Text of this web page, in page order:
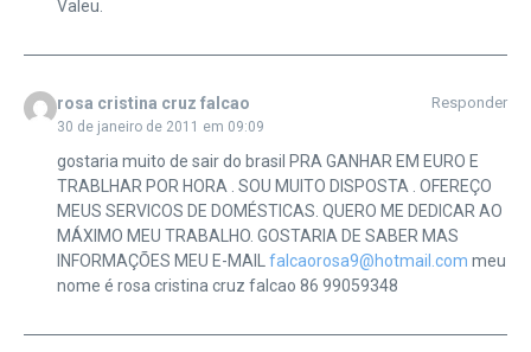
Valeu.
rosa cristina cruz falcao
30 de janeiro de 2011 em 09:09
Responder
gostaria muito de sair do brasil PRA GANHAR EM EURO E
TRABLHAR POR HORA . SOU MUITO DISPOSTA . OFEREÇO
MEUS SERVICOS DE DOMÉSTICAS. QUERO ME DEDICAR AO
MÁXIMO MEU TRABALHO. GOSTARIA DE SABER MAS
INFORMAÇÕES MEU E-MAILfalcaorosa9@hotmail.com meu
nome é rosa cristina cruz falcao 86 99059348